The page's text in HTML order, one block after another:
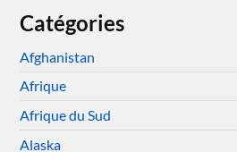
Catégories
Afghanistan
Afrique
Afrique du Sud
Alaska